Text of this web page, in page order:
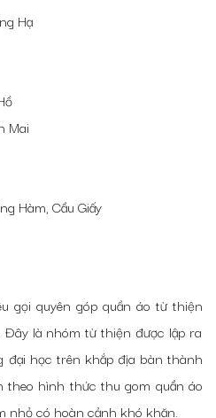
Hạ
Mai
Hàm, Cầu Giấy
gọi quyên góp quần áo từ thiện
Đây là nhóm từ thiện được lập ra
đại học trên khắp địa bàn thành
theo hình thức thu gom quần áo
nhỏ có hoàn cảnh khó khăn.